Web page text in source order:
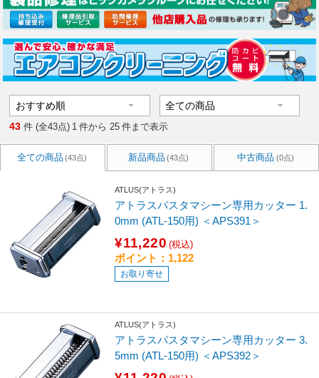
43 件 (全43点) 1 件から 25 件まで表示
全ての商品 (43点) 新品商品 (43点) 中古商品 (0点)
ATLUS(アトラス)
アトラスパスタマシーン専用カッター 1.
0mm (ATL-150用) ＜APS391＞
¥11,220 (税込)
ポイント：1,122
お取り寄せ
ATLUS(アトラス)
アトラスパスタマシーン専用カッター 3.
5mm (ATL-150用) ＜APS392＞